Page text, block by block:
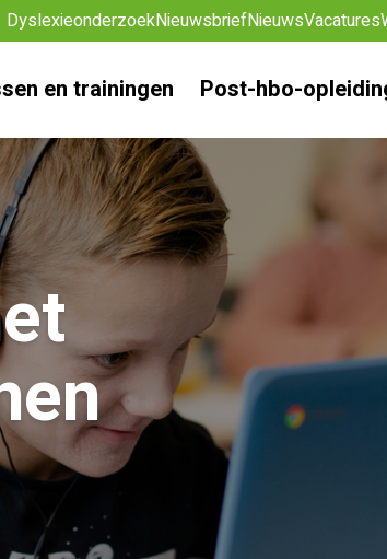
DyslexieonderzoekNieuwsbriefNieuwsVacatures
en trainingen Post-hbo-